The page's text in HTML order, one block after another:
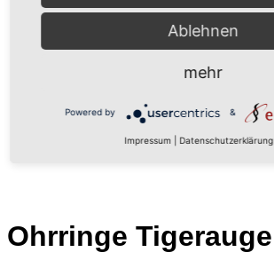
Akzeptieren
Platform
Ohrringe Tigerauge
Ablehnen
mehr
Powered by &
Impressum Datenschutzerklärung